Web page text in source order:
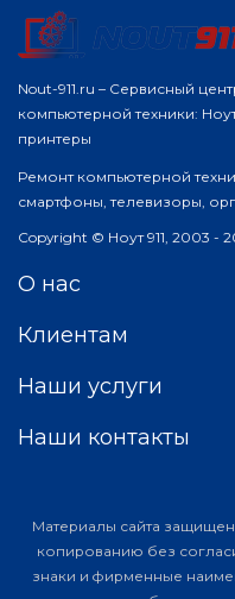
Nout-911.ru – Сервисный
компьютерной техники:
принтеры
Ремонт компьютерной
смартфоны, телевизоры,
Copyright © Ноут 911, 2003 -
О нас
Клиентам
Наши услуги
Наши контакты
Материалы сайта
копированию без
знаки и фирменные